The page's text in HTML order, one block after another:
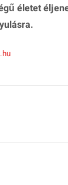
életet